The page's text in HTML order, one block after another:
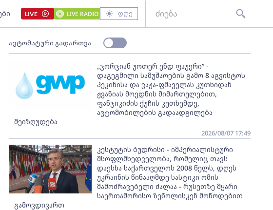
LIVE LIVE RADIO დღე
ავტომატური გადართვა
„ჯორჯიან უოთერ ენდ ფაუერი” -
დაგეგმილი სამუშაოების გამო 8 აგვისტოს
პეკინისა და ვაჟა-ფშაველას კუთხიდან
ჟვანიას მოედნის მიმართულებით,
ფანჯიკიძის ქუჩის კუთხემდე,
ავტომობილების გადაადგილება
შეიზღუდება
2026/08/07 17:49
კესტუტის ბუდრისი - იმპერიალისტური
მსოფლმხედველობა, რომელიც თავს
დაესხა საქართველოს 2008 წელს, დღეს
უკრაინის წინააღმდე სასტიკი ომის
მამოძრავებელი ძალაა - რუსეთზე მყარი
საერთაშორისო ზეწოლისკენ მოწოდებით
გამოვდივართ